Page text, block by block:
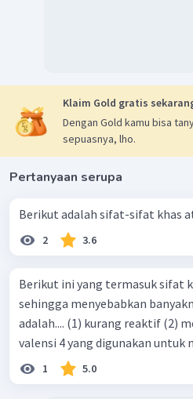
Klaim Gold gratis
Dengan Gold kamu bisa
sepuasnya, lho.
Pertanyaan serupa
Berikut adalah sifat-sifat khas
2 3.6
Berikut ini yang termasuk sifat
sehingga menyebabkan
adalah.... (1) kurang reaktif (2) mempunyai elektron
valensi 4 yang digunakan untuk
1 5.0